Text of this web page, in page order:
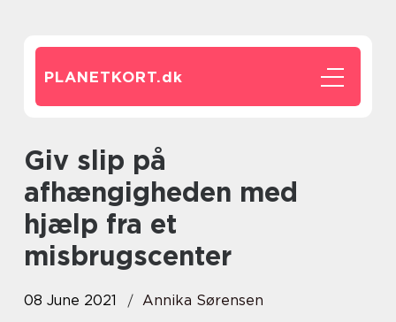
PLANETKORT.dk
Giv slip på
afhængigheden med
hjælp fra et
misbrugscenter
08 June 2021
Annika Sørensen